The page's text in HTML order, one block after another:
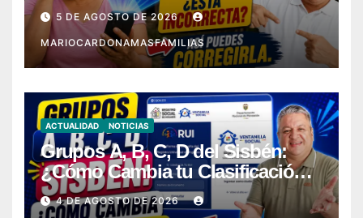
5 DE AGOSTO DE 2026
MARIOCARDONAMASFAMILIAS
ACTUALIDAD NOTICIAS
Grupos A, B, C, D del Sisbén:
¿Cómo Cambia tu Clasificación
con el RUI?
4 DE AGOSTO DE 2026